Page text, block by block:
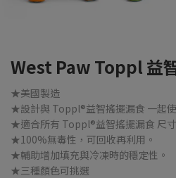
West Paw Toppl 益
★美國製造
★設計與 Toppl®益智搖擺漏食 一起使
★適合所有 Toppl®益智搖擺漏食 尺寸
★100%無毒性，可回收再利用。
★輔助增加填充與冷凍時的穩定性。
★三種顏色可挑選